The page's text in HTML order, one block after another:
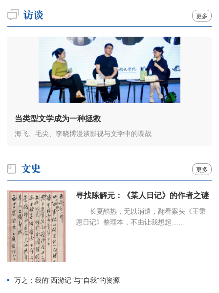
更多
当类型文学成为一种拯救
海飞、毛尖、李晓博漫谈影视与文学中的谍战
更多
寻找陈解元：《某人日记》的作者之谜
长夏酷热，无以消遣，翻看案头《王秉
恩日记》整理本，不由让我想起……
万之：我的“西游记”与“自我”的资源